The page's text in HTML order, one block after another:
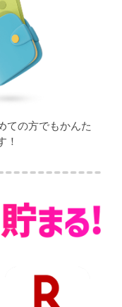
ての方でもかんた
！